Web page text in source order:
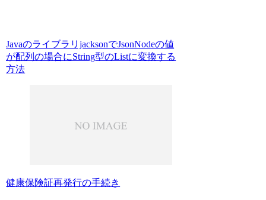
JavaのライブラリjacksonでJsonNodeの値
が配列の場合にString型のListに変換する
方法
健康保険証再発行の手続き